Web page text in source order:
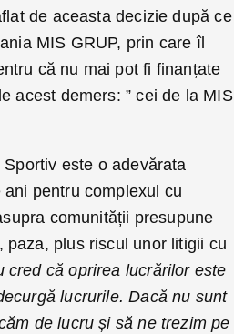
de aceasta decizie după ce
MIS GRUP, prin care îl
că nu mai pot fi finanțate
acest demers: ” cei de la MIS
este o adevărata
pentru complexul cu
comunității presupune
plus riscul unor litigii cu
cred că oprirea lucrărilor este
lucrurile. Dacă nu sunt
de lucru și să ne trezim pe